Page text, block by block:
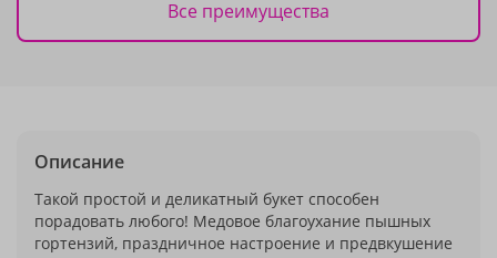
Все преимущества
Описание
Такой простой и деликатный букет способен
порадовать любого! Медовое благоухание пышных
гортензий, праздничное настроение и предвкушение